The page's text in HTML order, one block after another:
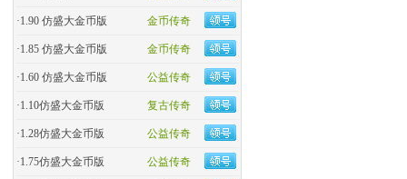
金币传奇
·1.90 仿盛大金币版
金币传奇
·1.85 仿盛大金币版
公益传奇
·1.60 仿盛大金币版
复古传奇
·1.10仿盛大金币版
公益传奇
·1.28仿盛大金币版
公益传奇
·1.75仿盛大金币版